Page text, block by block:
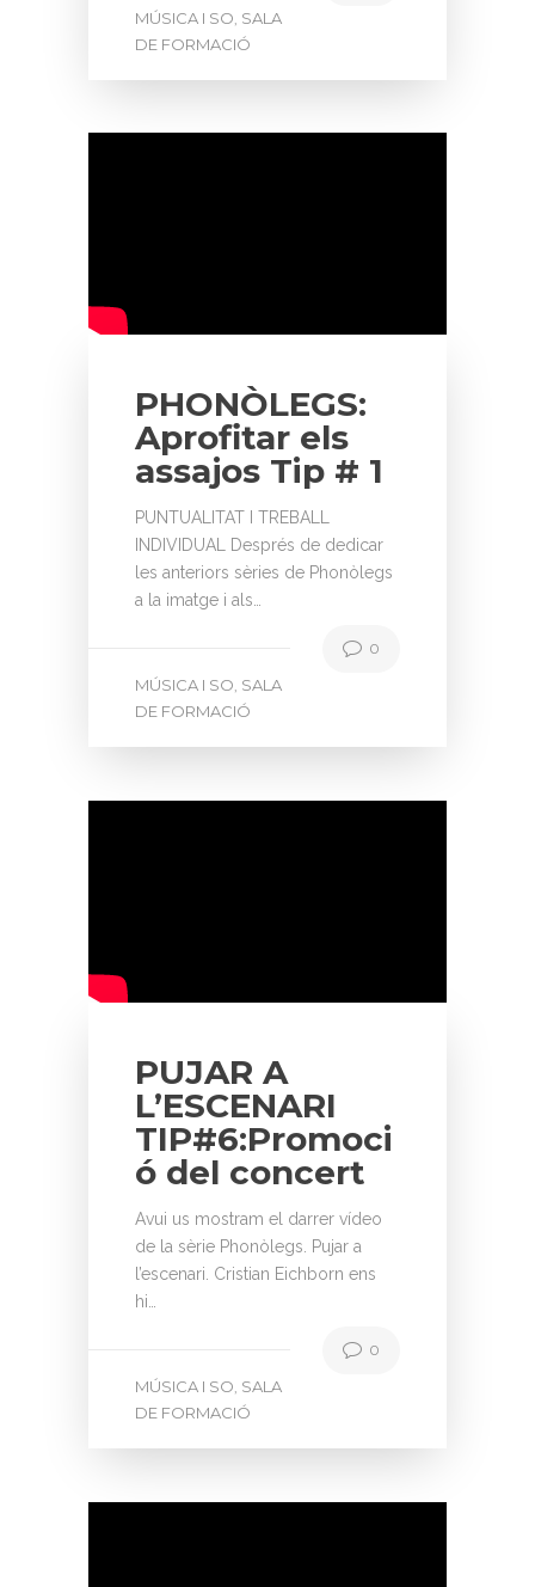
MÚSICA I SO SALA
DE FORMACIÓ
PHONÒLEGS:
Aprofitar els
assajos Tip # 1
PUNTUALITAT I TREBALL
INDIVIDUAL Després de dedicar
les anteriors sèries de Phonòlegs
a la imatge i als…
MÚSICA I SO SALA
DE FORMACIÓ
0
PUJAR A
L’ESCENARI
TIP#6:Promoci
ó del concert
Avui us mostram el darrer vídeo
de la sèrie Phonòlegs. Pujar a
l’escenari. Cristian Eichborn ens
hi…
MÚSICA I SO SALA
DE FORMACIÓ
0